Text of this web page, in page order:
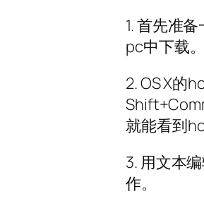
1. 首先准
pc中下载。
2. OS X的
就能看到
3. 用文本
作。